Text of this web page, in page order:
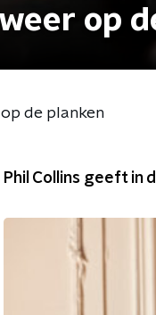
op
de planken
Phil Collins geeft in